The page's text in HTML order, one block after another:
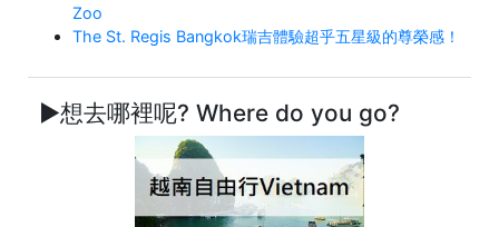
Zoo
The St. Regis Bangkok瑞吉體驗超乎五星級的尊榮感！
►想去哪裡呢? Where do you go?